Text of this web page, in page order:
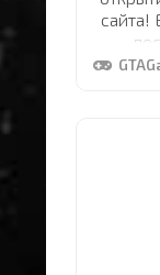
сайта!
игры и